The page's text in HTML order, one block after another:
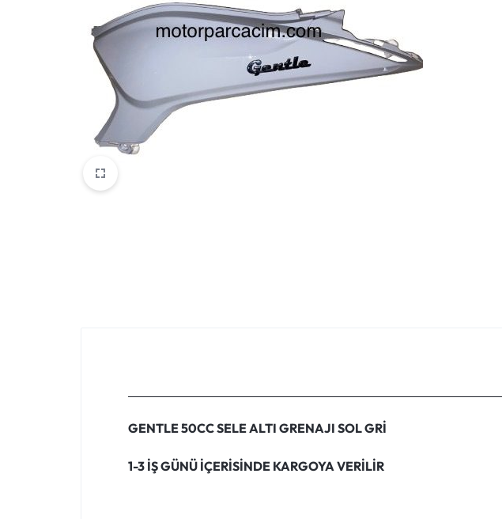
VOGE
YAMAHA
YUKI ATV
Genel
GENTLE 50CC SELE ALTI GRENAJI SOL GRİ
1-3 İŞ GÜNÜ İÇERİSİNDE KARGOYA VERİLİR